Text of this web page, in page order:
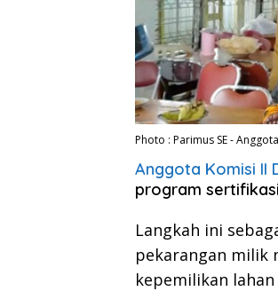
Photo : Parimus SE -
Anggota Komisi II
program
Langkah ini
pekarangan milik
kepemilikan